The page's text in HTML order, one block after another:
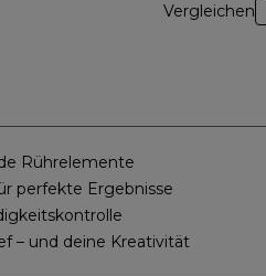
Vergleichen
Rührelemente
perfekte Ergebnisse
– und deine Kreativität